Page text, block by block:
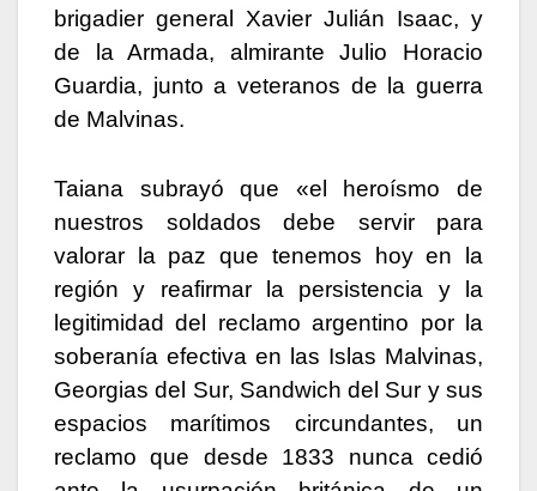
brigadier general Xavier Julián Isaac, y
de la Armada, almirante Julio Horacio
Guardia, junto a veteranos de la guerra
de Malvinas.
Taiana subrayó que «el heroísmo de
nuestros soldados debe servir para
valorar la paz que tenemos hoy en la
región y reafirmar la persistencia y la
legitimidad del reclamo argentino por la
soberanía efectiva en las Islas Malvinas,
Georgias del Sur, Sandwich del Sur y sus
espacios marítimos circundantes, un
reclamo que desde 1833 nunca cedió